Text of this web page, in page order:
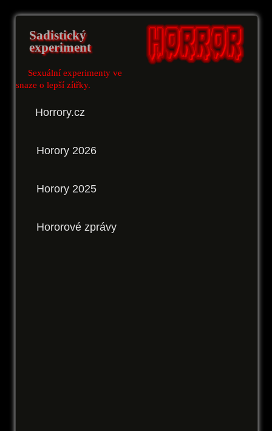
Sadistický
experiment
Sexuální experimenty ve
snaze o lepší zítřky.
Horrory.cz
Horory 2026
Horory 2025
Hororové zprávy